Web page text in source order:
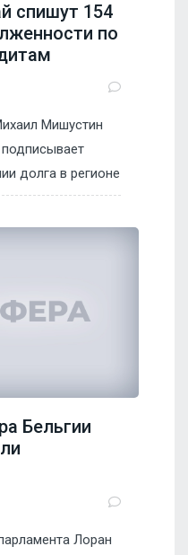
спишут 154
по
Мишустин
долга в регионе
Бельгии
Лоран